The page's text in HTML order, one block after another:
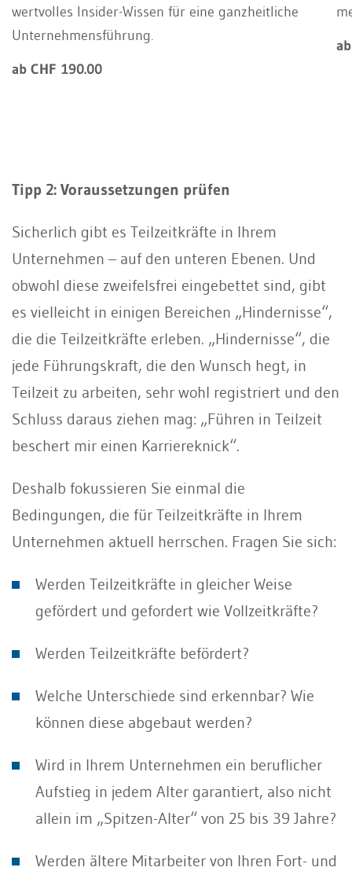
wertvolles Insider-Wissen für eine ganzheitliche
Unternehmensführung.
ab CHF 190.00
Tipp 2: Voraussetzungen prüfen
Sicherlich gibt es Teilzeitkräfte in Ihrem
Unternehmen – auf den unteren Ebenen. Und
obwohl diese zweifelsfrei eingebettet sind, gibt
es vielleicht in einigen Bereichen „Hindernisse“,
die die Teilzeitkräfte erleben. „Hindernisse“, die
jede Führungskraft, die den Wunsch hegt, in
Teilzeit zu arbeiten, sehr wohl registriert und den
Schluss daraus ziehen mag: „Führen in Teilzeit
beschert mir einen Karriereknick“.
Deshalb fokussieren Sie einmal die
Bedingungen, die für Teilzeitkräfte in Ihrem
Unternehmen aktuell herrschen. Fragen Sie sich:
Werden Teilzeitkräfte in gleicher Weise
gefördert und gefordert wie Vollzeitkräfte?
Werden Teilzeitkräfte befördert?
Welche Unterschiede sind erkennbar? Wie
können diese abgebaut werden?
Wird in Ihrem Unternehmen ein beruflicher
Aufstieg in jedem Alter garantiert, also nicht
allein im „Spitzen-Alter“ von 25 bis 39 Jahre?
Werden ältere Mitarbeiter von Ihren Fort- und